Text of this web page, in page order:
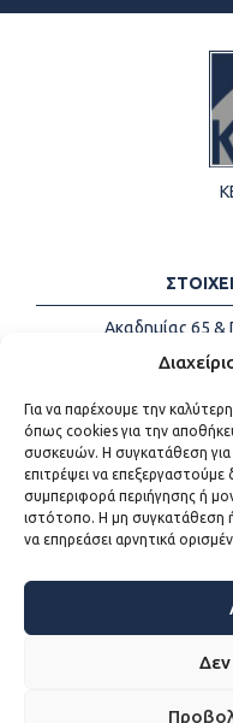
Για να παρέχουμε την
όπως cookies για την
συσκευών. Η συγκατάθεση για
επιτρέψει να
συμπεριφορά περιήγησης ή
ιστότοπο. Η μη συγκατάθεση
να επηρεάσει αρνητικά
Ακαδημίας 65 &
Τηλέφωνα:
Email: